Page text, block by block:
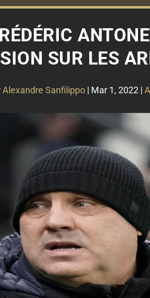
SUR LES
Alexandre Sanfilippo| Mar 1, 2022|